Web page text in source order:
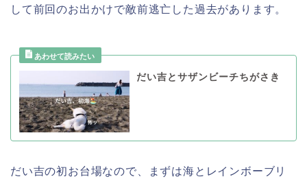
して前回のお出かけで敵前逃亡した過去があります。
だい吉とサザンビーチちがさき
だい吉の初お台場なので、まずは海とレインボーブリ